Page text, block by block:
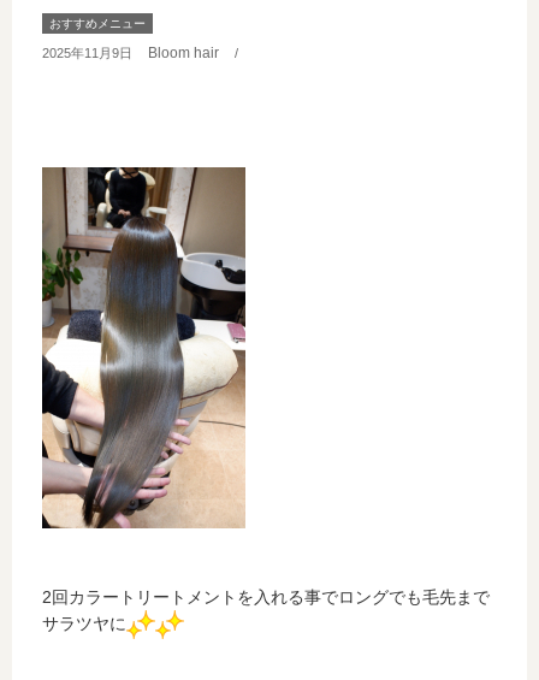
おすすめメニュー
2025年11月9日 Bloom hair /
2回カラートリートメントを入れる事でロングでも毛先まで
サラツヤに